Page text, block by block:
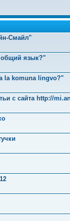
Смайл"
общий язык?"
la komuna lingvo?"
с сайта http://